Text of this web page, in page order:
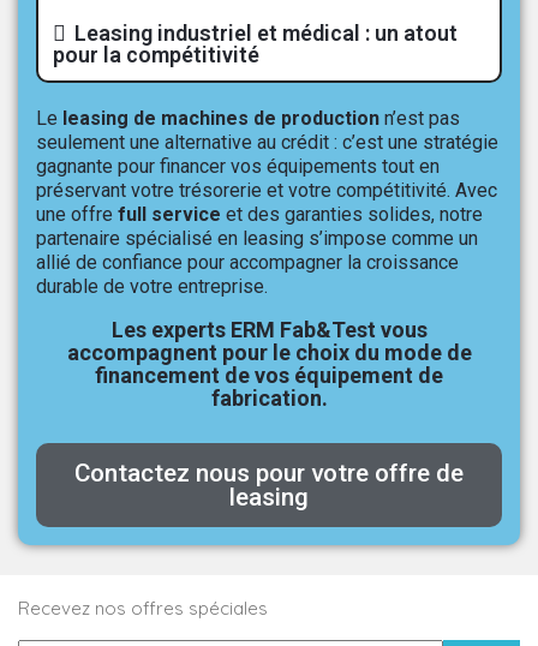
Leasing industriel et médical : un atout
pour la compétitivité
Le leasing de machines de production n’est pas
seulement une alternative au crédit : c’est une stratégie
gagnante pour financer vos équipements tout en
préservant votre trésorerie et votre compétitivité. Avec
une offre full service et des garanties solides, notre
partenaire spécialisé en leasing s’impose comme un
allié de confiance pour accompagner la croissance
durable de votre entreprise.
Les experts ERM Fab&Test vous
accompagnent pour le choix du mode de
financement de vos équipement de
fabrication.
Contactez nous pour votre offre de
leasing
Recevez nos offres spéciales